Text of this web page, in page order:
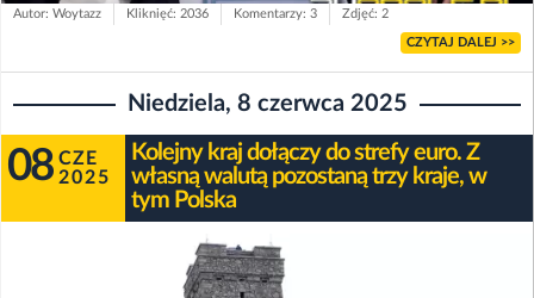
Autor: Woytazz Kliknięć: 2036 Komentarzy: 3 Zdjęć: 2
CZYTAJ DALEJ >>
Niedziela, 8 czerwca 2025
08 CZE
2025
Kolejny kraj dołączy do strefy euro. Z
własną walutą pozostaną trzy kraje, w
tym Polska